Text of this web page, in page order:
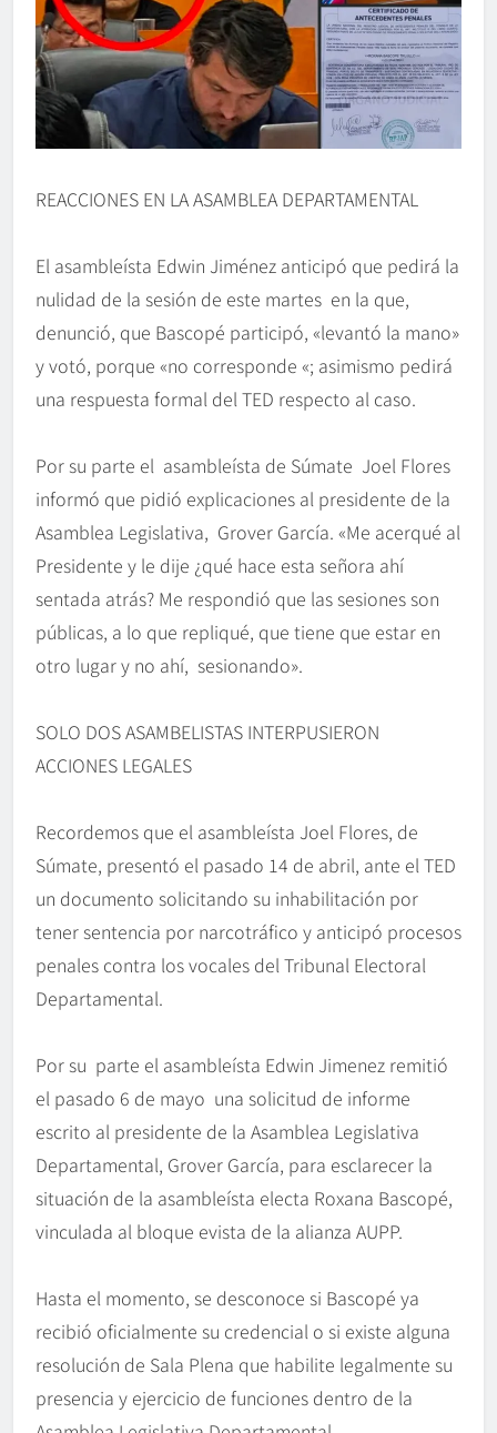
REACCIONES EN LA ASAMBLEA DEPARTAMENTAL
El asambleísta Edwin Jiménez anticipó que pedirá la
nulidad de la sesión de este martes en la que,
denunció, que Bascopé participó, «levantó la mano»
y votó, porque «no corresponde «; asimismo pedirá
una respuesta formal del TED respecto al caso.
Por su parte el asambleísta de Súmate Joel Flores
informó que pidió explicaciones al presidente de la
Asamblea Legislativa, Grover García. «Me acerqué al
Presidente y le dije ¿qué hace esta señora ahí
sentada atrás? Me respondió que las sesiones son
públicas, a lo que repliqué, que tiene que estar en
otro lugar y no ahí, sesionando».
SOLO DOS ASAMBELISTAS INTERPUSIERON
ACCIONES LEGALES
Recordemos que el asambleísta Joel Flores, de
Súmate, presentó el pasado 14 de abril, ante el TED
un documento solicitando su inhabilitación por
tener sentencia por narcotráfico y anticipó procesos
penales contra los vocales del Tribunal Electoral
Departamental.
Por su parte el asambleísta Edwin Jimenez remitió
el pasado 6 de mayo una solicitud de informe
escrito al presidente de la Asamblea Legislativa
Departamental, Grover García, para esclarecer la
situación de la asambleísta electa Roxana Bascopé,
vinculada al bloque evista de la alianza AUPP.
Hasta el momento, se desconoce si Bascopé ya
recibió oficialmente su credencial o si existe alguna
resolución de Sala Plena que habilite legalmente su
presencia y ejercicio de funciones dentro de la